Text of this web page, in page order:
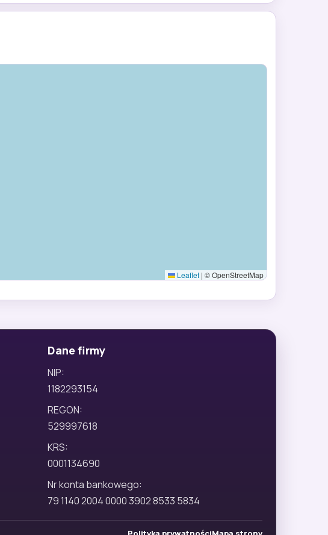
Leaflet | © OpenStreetMap
Dane firmy
NIP:
1182293154
REGON:
529997618
KRS:
0001134690
Nr konta bankowego:
79 1140 2004 0000 3902 8533 5834